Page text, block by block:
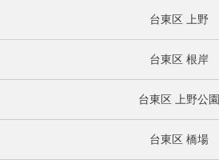
台東区 上野
台東区 根岸
台東区 上野公園
台東区 橋場